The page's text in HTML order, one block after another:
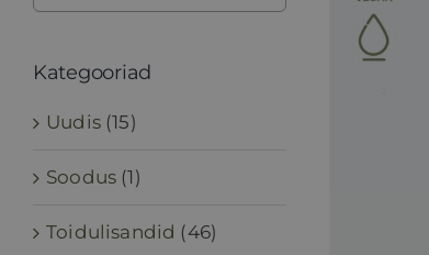
Kategooriad
Uudis (15)
Soodus (1)
Toidulisandid (46)